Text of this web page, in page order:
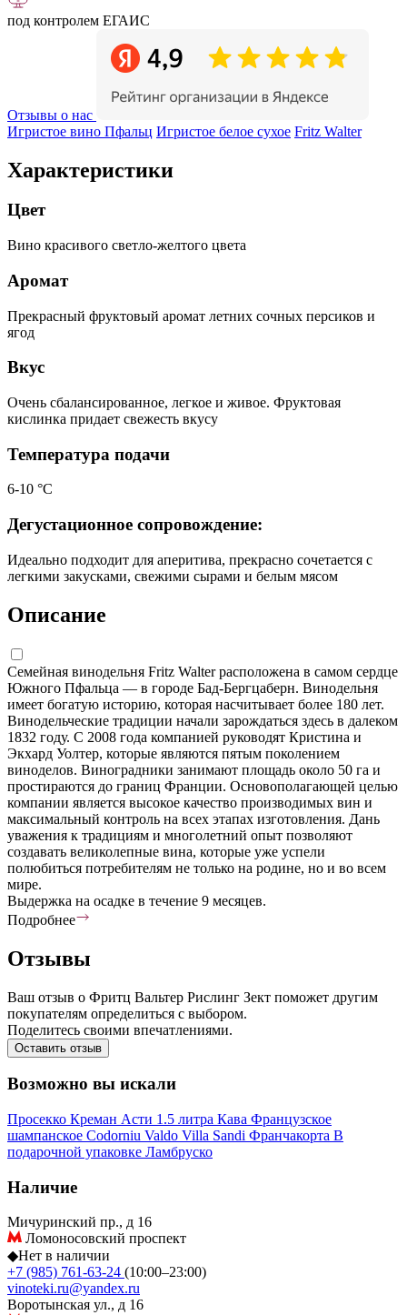
под контролем ЕГАИС
Отзывы о нас
Игристое вино Пфальц Игристое белое сухое Fritz Walter
Характеристики
Цвет
Вино красивого светло-желтого цвета
Аромат
Прекрасный фруктовый аромат летних сочных персиков и
ягод
Вкус
Очень сбалансированное, легкое и живое. Фруктовая
кислинка придает свежесть вкусу
Температура подачи
6-10 °С
Дегустационное сопровождение:
Идеально подходит для аперитива, прекрасно сочетается с
легкими закусками, свежими сырами и белым мясом
Описание
Семейная винодельня Fritz Walter расположена в самом сердце
Южного Пфальца — в городе Бад-Бергцаберн. Винодельня
имеет богатую историю, которая насчитывает более 180 лет.
Винодельческие традиции начали зарождаться здесь в далеком
1832 году. С 2008 года компанией руководят Кристина и
Экхард Уолтер, которые являются пятым поколением
виноделов. Виноградники занимают площадь около 50 га и
простираются до границ Франции. Основополагающей целью
компании является высокое качество производимых вин и
максимальный контроль на всех этапах изготовления. Дань
уважения к традициям и многолетний опыт позволяют
создавать великолепные вина, которые уже успели
полюбиться потребителям не только на родине, но и во всем
мире.
Выдержка на осадке в течение 9 месяцев.
Подробнее
Отзывы
Ваш отзыв о Фритц Вальтер Рислинг Зект поможет другим
покупателям определиться с выбором.
Поделитесь своими впечатлениями.
Оставить отзыв
Возможно вы искали
Просекко Креман Асти 1.5 литра Кава Французское
шампанское Codorniu Valdo Villa Sandi Франчакорта В
подарочной упаковке Ламбруско
Наличие
Мичуринский пр., д 16
Ломоносовский проспект
◆Нет в наличии
+7 (985) 761-63-24 (10:00–23:00)
vinoteki.ru@yandex.ru
Воротынская ул., д 16